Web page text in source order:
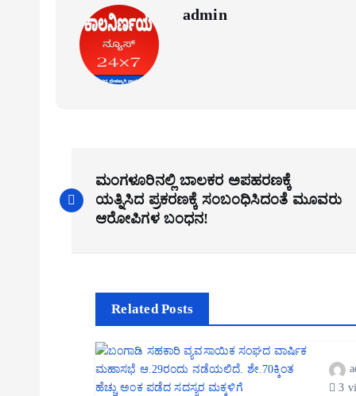
admin
o
s
ಮಂಗಳೂರಿನಲ್ಲಿ ಬಾಲಕರ ಅಪಹರಣಕ್ಕೆ
ಯತ್ನಿಸಿದ ಪ್ರಕರಣಕ್ಕೆ ಸಂಬಂಧಿಸಿದಂತೆ ಮೂವರು
ಆರೋಪಿಗಳ ಬಂಧನ!
Related Posts
3